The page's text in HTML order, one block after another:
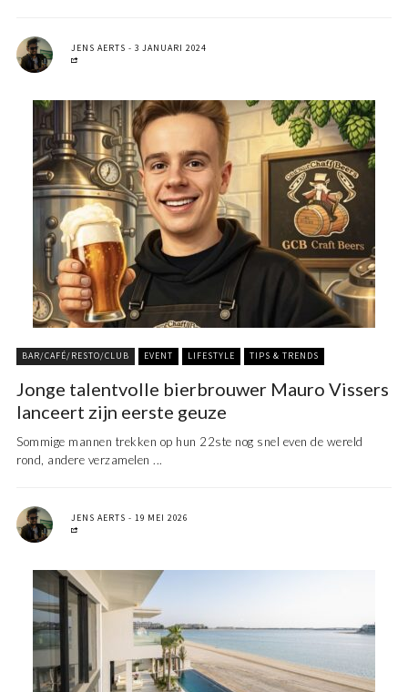
JENS AERTS 3 JANUARI 2024
BAR/CAFÉ/RESTO/CLUB EVENT LIFESTYLE TIPS & TRENDS
Jonge talentvolle bierbrouwer Mauro Vissers
lanceert zijn eerste geuze
Sommige mannen trekken op hun 22ste nog snel even de wereld
rond, andere verzamelen ...
JENS AERTS 19 MEI 2026